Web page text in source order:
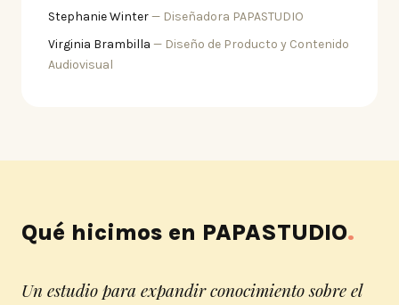
Stephanie Winter— Diseñadora PAPASTUDIO
Virginia Brambilla — Diseño de Producto y Contenido
Audiovisual
Qué hicimos en PAPASTUDIO.
Un estudio para expandir conocimiento sobre el